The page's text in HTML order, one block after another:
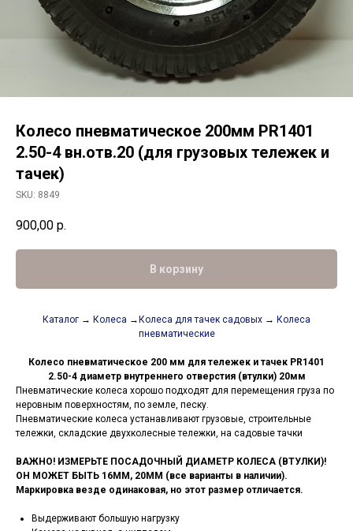
Колесо пневматическое 200мм PR1401
2.50-4 вн.отв.20 (для грузовых тележек и
тачек)
SKU: 8849
900,00 р.
В корзину
Каталог → Колеса → Колеса для тачек садовых → Колеса
пневматические
Колесо пневматическое 200 мм для тележек и тачек PR1401
2.50-4 диаметр внутреннего отверстия (втулки) 20мм
Пневматические колеса хорошо подходят для перемещения груза по
неровным поверхностям, по земле, песку.
Пневматические колеса устанавливают грузовые, строительные
тележки, складские двухколесные тележки, на садовые тачки
ВАЖНО! ИЗМЕРЬТЕ ПОСАДОЧНЫЙ ДИАМЕТР КОЛЕСА (ВТУЛКИ)!
ОН МОЖЕТ БЫТЬ 16ММ, 20ММ (все варианты в наличии).
Маркировка везде одинаковая, но этот размер отличается.
Выдерживают большую нагрузку